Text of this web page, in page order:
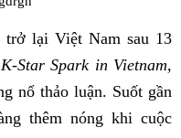
trở lại Việt Nam sau 13
K-Star Spark in Vietnam,
nổ thảo luận. Suốt gần
thêm nóng khi cuộc